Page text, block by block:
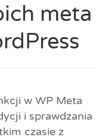
meta
w WP Meta
i sprawdzania
czasie z